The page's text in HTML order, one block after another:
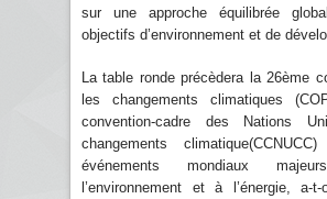
sur une approche équilibrée
objectifs d’environnement et de
La table ronde précèdera la 26ème
les changements climatiques
convention-cadre des Nations
changements
événements mondiaux
l’environnement et à l’énergie, a-